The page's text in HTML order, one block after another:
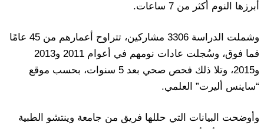
أبرزها النوم أكثر من 7 ساعات.
وشملت الدراسة 3306 مشاركين، تتراوح أعمارهم من 45 عامًا
فما فوق، وسُجلت عادات نومهم في أعوام 2011 و2013
و2015، وتلا ذلك فحص صحي بعد 5 سنوات، بحسب موقع
“ساينس أليرت” العلمي.
وأوضحت البيانات التي حللها فريق من جامعة وينتشو الطبية